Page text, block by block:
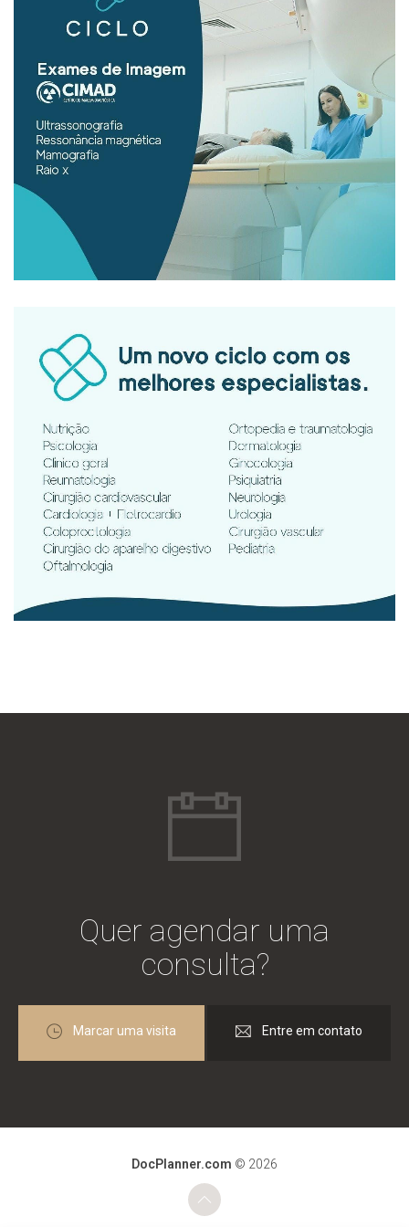
380 BRL
Primeira consulta Cirurgia Geral
380 BRL
Consulta Cirurgião geral
individualmente
Consulta Cirurgião do aparelho
digestivo
Cirurgia minimamente invasiva
Dr muito atencioso explica bem Tirou
todas minhas dúvidas recomendo.
vontade sem firulas.
Muito eficiente ao dar seu parecer.
Estou muito grato ao Dr. Evandro e aos
funcionárias da Clínica.
necessidade do paciente do paciente.
Indico de olhos fechados.
muito bem atendido do começo ou fim.
Quer agendar uma
consulta?
Marcar uma visita Entre em contato
DocPlanner.com © 2026